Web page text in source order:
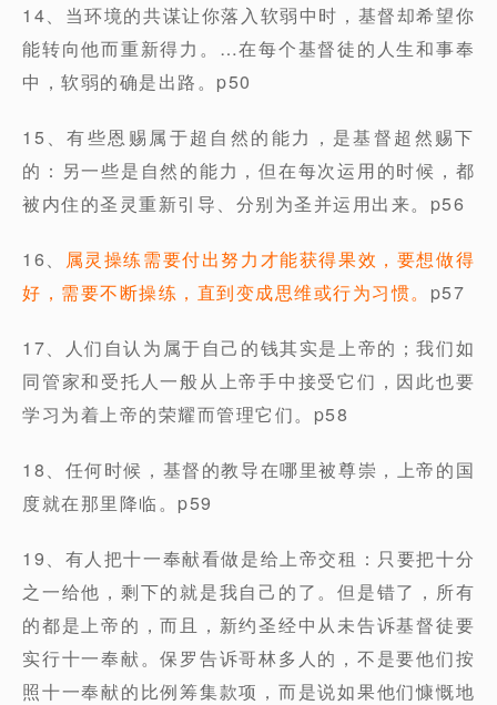
14、当环境的共谋让你落入软弱中时，基督却希望你
能转向他而重新得力。…在每个基督徒的人生和事奉
中，软弱的确是出路。p50
15、有些恩赐属于超自然的能力，是基督超然赐下
的：另一些是自然的能力，但在每次运用的时候，都
被内住的圣灵重新引导、分别为圣并运用出来。p56
16、
属灵操练需要付出努力才能获得果效，要想做得
好，需要不断操练，直到变成思维或行为习惯。 p57
17、人们自认为属于自己的钱其实是上帝的；我们如
同管家和受托人一般从上帝手中接受它们，因此也要
学习为着上帝的荣耀而管理它们。p58
18、任何时候，基督的教导在哪里被尊崇，上帝的国
度就在那里降临。p59
19、有人把十一奉献看做是给上帝交租：只要把十分
之一给他，剩下的就是我自己的了。但是错了，所有
的都是上帝的，而且，新约圣经中从未告诉基督徒要
实行十一奉献。保罗告诉哥林多人的，不是要他们按
照十一奉献的比例筹集款项，而是说如果他们慷慨地